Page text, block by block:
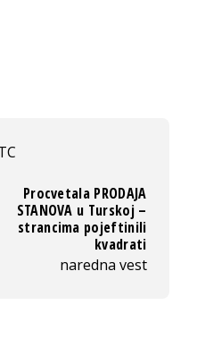
Procvetala PRODAJA
STANOVA u Turskoj –
strancima pojeftinili
kvadrati
naredna vest